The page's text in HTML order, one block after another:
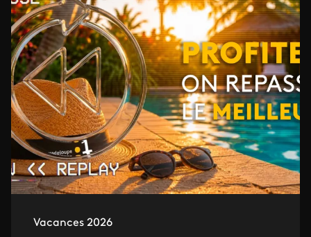
Vacances 2026